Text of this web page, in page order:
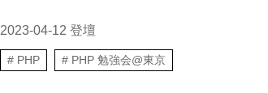
2023-04-12 登壇
PHP PHP 勉強会@東京